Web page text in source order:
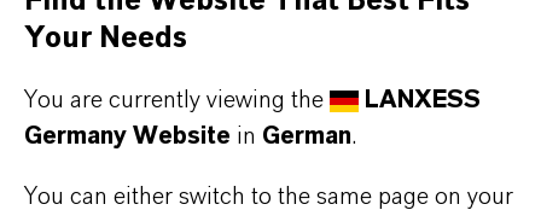
Kunden. Unsere Kunden profitieren von
und einem tiefen Verständnis ihrer Märkte. Hier
finden Sie gleich elf überzeugende Gründe, warum
LANXESS der richtige Partner für Ihr Unternehmen
Your Needs
You are currently viewing the
LANXESS
Germany Website in German.
You can either switch to the same page on your